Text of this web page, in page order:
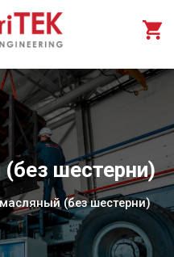
шестерни)
(без шестерни)